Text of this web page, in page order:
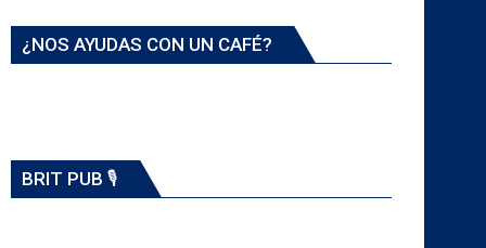
¿NOS AYUDAS CON UN CAFÉ?
BRIT PUB 🎙️